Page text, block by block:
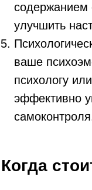
содержанием
улучшить
ваше
психологу
эффективно
Когда